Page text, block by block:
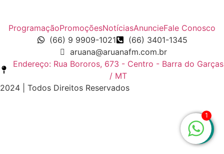
ProgramaçãoPromoçõesNotíciasAnuncieFale Conosco
(66) 9 9909-1021
(66) 3401-1345
aruana@aruanafm.com.br
Endereço: Rua Bororos, 673 - Centro - Barra do Garças
/ MT
2024 | Todos Direitos Reservados
1
starzbet starzbet